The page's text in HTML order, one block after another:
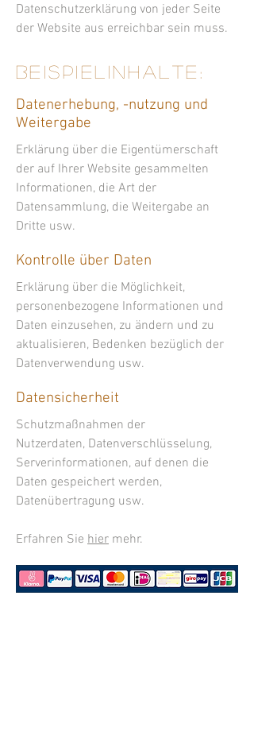
Datenschutzerklärung von jeder Seite
der Website aus erreichbar sein muss.
Beispielinhalte:
Datenerhebung, -nutzung und
Weitergabe
Erklärung über die Eigentümerschaft
der auf Ihrer Website gesammelten
Informationen, die Art der
Datensammlung, die Weitergabe an
Dritte usw.
Kontrolle über Daten
Erklärung über die Möglichkeit,
personenbezogene Informationen und
Daten einzusehen, zu ändern und zu
aktualisieren, Bedenken bezüglich der
Datenverwendung usw.
Datensicherheit
Schutzmaßnahmen der
Nutzerdaten, Datenverschlüsselung,
Serverinformationen, auf denen die
Daten gespeichert werden,
Datenübertragung usw.
Erfahren Sie hier mehr.